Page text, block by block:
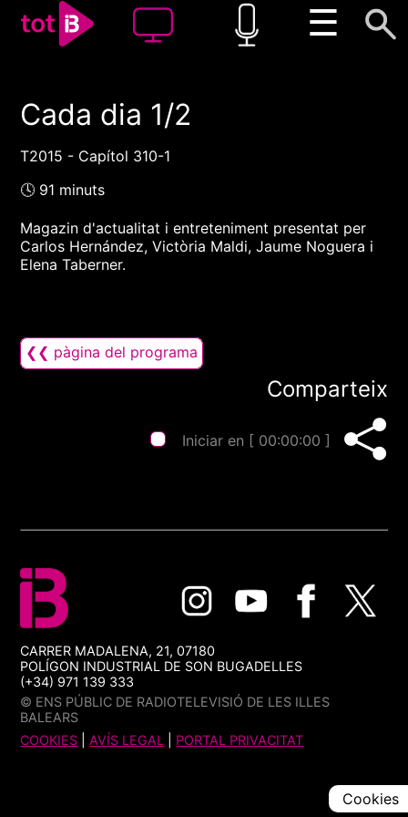
☰
00:00 00:00
1x
Cada dia 1/2
T2015 - Capítol 310-1
🕓 91 minuts
Magazin d'actualitat i entreteniment presentat per
Carlos Hernández, Victòria Maldi, Jaume Noguera i
Elena Taberner.
❮❮ pàgina del programa
Comparteix
Iniciar en [ 00:00:00 ]
CARRER MADALENA, 21, 07180
POLÍGON INDUSTRIAL DE SON BUGADELLES
(+34) 971 139 333
© ENS PÚBLIC DE RADIOTELEVISIÓ DE LES ILLES
BALEARS
COOKIES |AVÍS LEGAL PORTAL PRIVACITAT
Cookies